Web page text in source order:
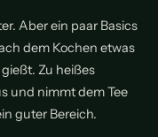
Aber ein paar Basics
dem Kochen etwas
Zu heißes
und nimmt dem Tee
guter Bereich.